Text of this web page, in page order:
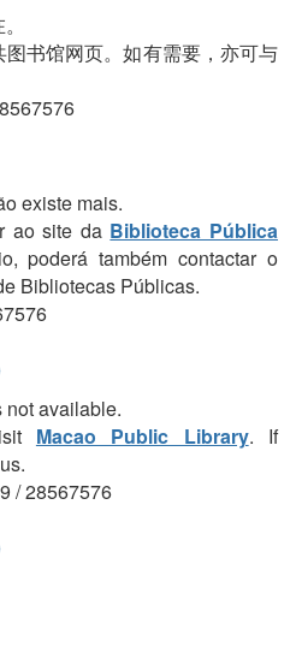
图书馆网页。如有需要，亦可与
existe mais.
ao site da Biblioteca Pública
poderá também contactar o
Bibliotecas Públicas.
not available.
Macao Public Library. If
/ 28567576